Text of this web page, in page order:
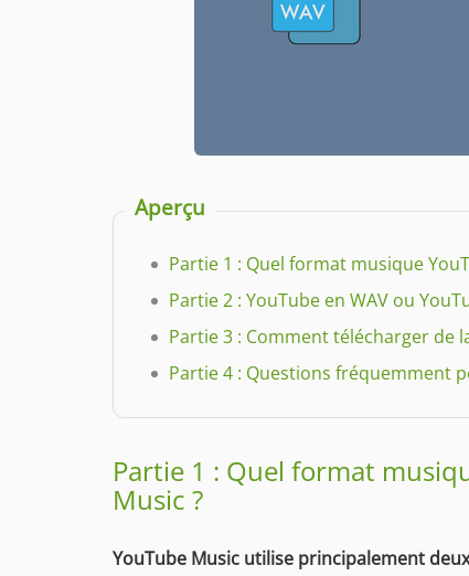
Aperçu
Partie 1 : Quel format musique
Partie 2 : YouTube en WAV ou
Partie 3 : Comment télécharger de
Partie 4 : Questions fréquemment
Partie 1 : Quel format
Music ?
YouTube Music utilise principalement